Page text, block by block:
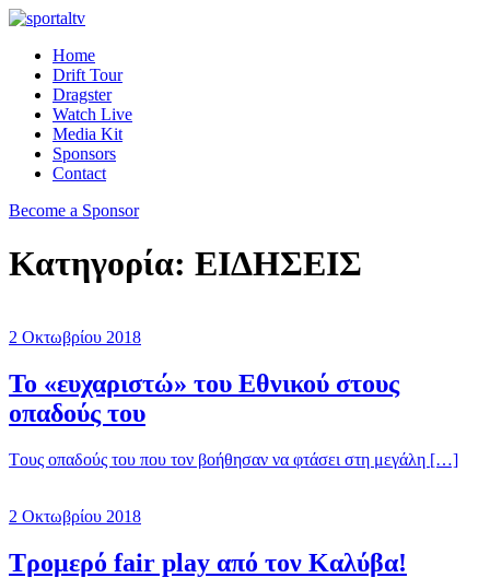
Home
Drift Tour
Dragster
Watch Live
Media Kit
Sponsors
Contact
Become a Sponsor
Κατηγορία: ΕΙΔΗΣΕΙΣ
2 Οκτωβρίου 2018
Το «ευχαριστώ» του Εθνικού στους
οπαδούς του
Tους οπαδούς του που τον βοήθησαν να φτάσει στη μεγάλη […]
2 Οκτωβρίου 2018
Τρομερό fair play από τον Καλύβα!